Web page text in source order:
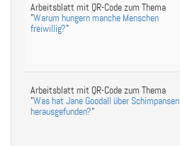
Arbeitsblatt mit QR-Code zum Thema
"Warum hungern manche Menschen
freiwillig?"
Arbeitsblatt mit QR-Code zum Thema
"Was hat Jane Goodall über Schimpansen
herausgefunden?"